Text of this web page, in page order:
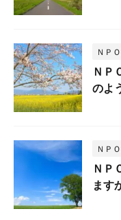
ＮＰ
ＮＰ
のよ
ＮＰ
ＮＰ
ます